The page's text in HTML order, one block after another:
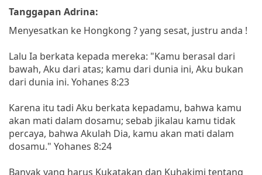
Tanggapan Adrina:
Menyesatkan ke Hongkong ? yang sesat, justru anda !
Lalu Ia berkata kepada mereka: "Kamu berasal dari
bawah, Aku dari atas; kamu dari dunia ini, Aku bukan
dari dunia ini. Yohanes 8:23
Karena itu tadi Aku berkata kepadamu, bahwa kamu
akan mati dalam dosamu; sebab jikalau kamu tidak
percaya, bahwa Akulah Dia, kamu akan mati dalam
dosamu." Yohanes 8:24
Banyak yang harus Kukatakan dan Kuhakimi tentang